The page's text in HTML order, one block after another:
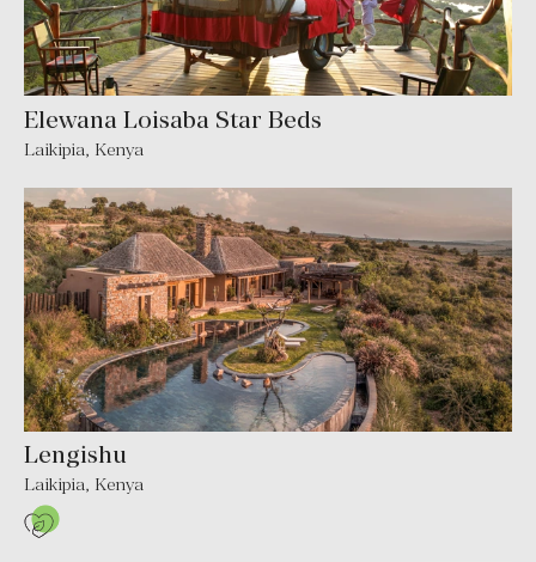
Elewana Loisaba Star Beds
Laikipia, Kenya
Lengishu
Laikipia, Kenya